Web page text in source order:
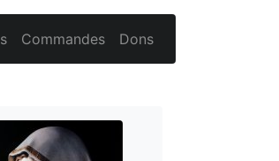
Commandes Dons